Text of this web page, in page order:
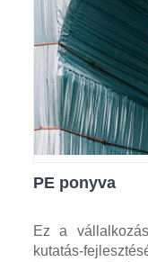
PE ponyva
Ez a
kutatás-